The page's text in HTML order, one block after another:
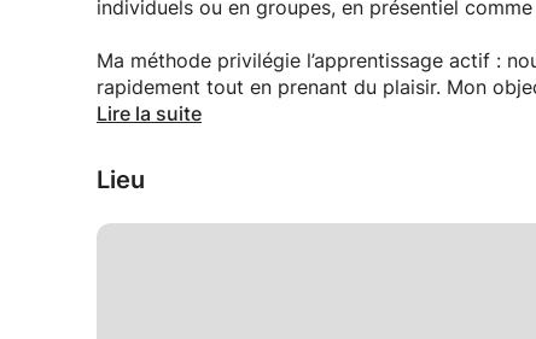
individuels ou en groupes, en présentiel
Ma méthode privilégie l’apprentissage actif :
rapidement tout en prenant du plaisir. Mon
stimulant et agréable.
Si vous souhaitez apprendre le français avec
Élodie :)
Lire la suite
Lieu